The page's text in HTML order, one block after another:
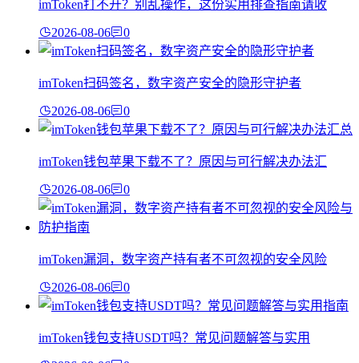
imToken打不开？别乱操作，这份实用排查指南请收
2026-08-06 0
imToken扫码签名，数字资产安全的隐形守护者
2026-08-06 0
imToken钱包苹果下载不了？原因与可行解决办法汇
2026-08-06 0
imToken漏洞，数字资产持有者不可忽视的安全风险
2026-08-06 0
imToken钱包支持USDT吗？常见问题解答与实用